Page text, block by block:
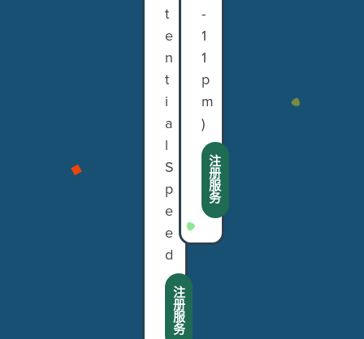
t
e
n
t
i
a
l
S
p
e
e
d
注
册
服
务
-
1
1
p
m
)
注
册
服
务